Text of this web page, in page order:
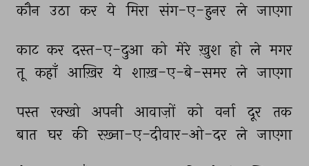
कौन उठा कर ये मिरा संग-ए-हुनर ले जाएगा
काट कर दस्त-ए-दुआ को मेरे ख़ुश हो ले मगर
तू कहाँ आख़िर ये शाख़-ए-बे-समर ले जाएगा
पस्त रक्खो अपनी आवाज़ों को वर्ना दूर
तक
बात घर की रख़्ना-ए-दीवार-ओ-दर ले जाएगा